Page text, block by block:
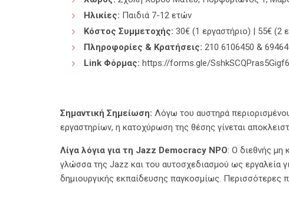
Ηλικίες: Παιδιά 7-12 ετών
Κόστος Συμμετοχής: 30€ (1 εργαστήριο) | 55€ (2
Πληροφορίες & Κρατήσεις: 210 6106450 &
Link Φόρμας: https://forms.gle/SshkSCQPras5Gigf6
Σημαντική Σημείωση: Λόγω του αυστηρά
εργαστηρίων, η κατοχύρωση της θέσης γίνεται
Λίγα λόγια για τη Jazz Democracy NPO: O διεθνής μη
γλώσσα της Jazz και του αυτοσχεδιασμού ως εργαλεία
δημιουργικής εκπαίδευσης παγκοσμίως.